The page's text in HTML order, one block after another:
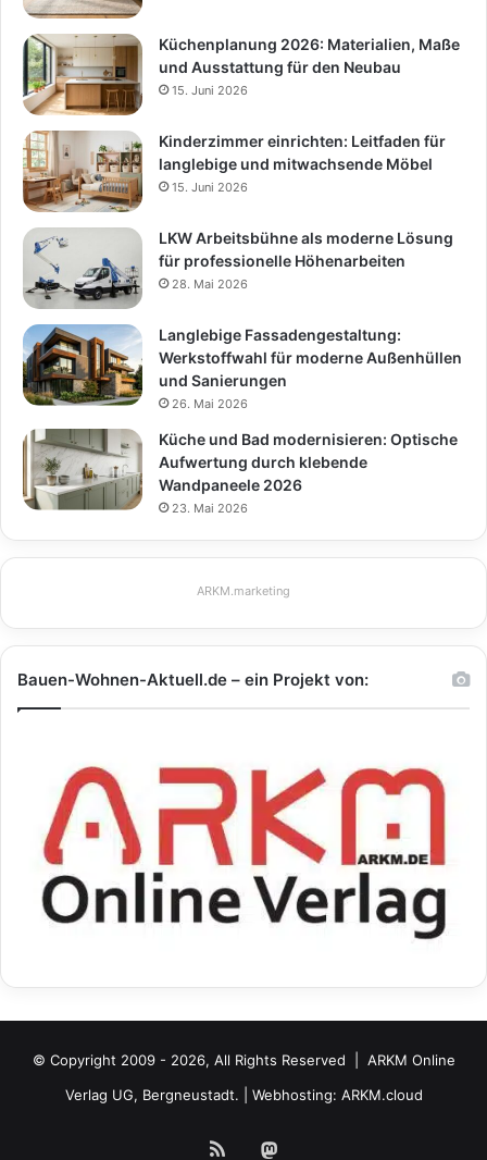
Küchenplanung 2026: Materialien, Maße
und Ausstattung für den Neubau
15. Juni 2026
Kinderzimmer einrichten: Leitfaden für
langlebige und mitwachsende Möbel
15. Juni 2026
LKW Arbeitsbühne als moderne Lösung
für professionelle Höhenarbeiten
28. Mai 2026
Langlebige Fassadengestaltung:
Werkstoffwahl für moderne Außenhüllen
und Sanierungen
26. Mai 2026
Küche und Bad modernisieren: Optische
Aufwertung durch klebende
Wandpaneele 2026
23. Mai 2026
ARKM.marketing
Bauen-Wohnen-Aktuell.de – ein Projekt von:
© Copyright 2009 - 2026, All Rights Reserved | ARKM Online
Verlag UG, Bergneustadt. | Webhosting: ARKM.cloud
RSS